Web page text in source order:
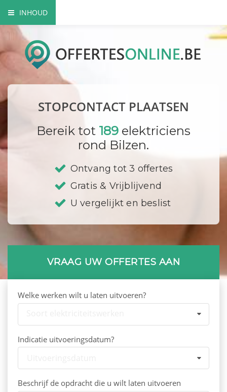
INHOUD
Het nut van extra contactdozen
Waarom beroep doen op een vakman?
Elektriciteitskeuring nodig?
Waar plaats ik mijn stopcontacten?
Hoe vervang ik een contactdoos?
STOPCONTACT PLAATSEN
Bereik tot 189 elektriciens
rond Bilzen.
Ontvang tot 3 offertes
Gratis & Vrijblijvend
U vergelijkt en beslist
VRAAG UW OFFERTES AAN
Welke werken wilt u laten uitvoeren?
Indicatie uitvoeringsdatum?
Beschrijf de opdracht die u wilt laten uitvoeren